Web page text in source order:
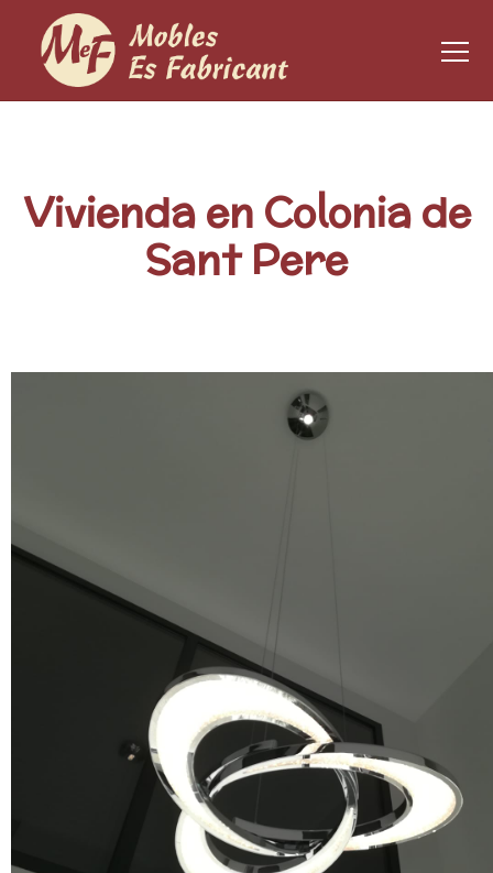
Vivienda en Colonia de
Sant Pere